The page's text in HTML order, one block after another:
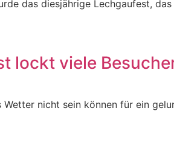
das diesjährige Lechgaufest,
lockt viele
Wetter nicht sein können für ein